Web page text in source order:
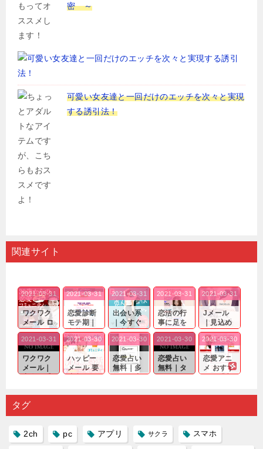
密 ～
可愛い女友達と一回だけのエッチを次々と実現
する誘引法！
関連サイト
ワクワク
メール ロ
グイン pc
｜心の底
から真
剣...
2021-03-31
恋愛診断
モテ期｜
老若男女
問わ
ず…。
2021-03-31
出会い系
｜今すぐ
仲良くな
れる相手
探しをし
たいと...
2021-03-31
恋活の行
事に足を
運んでも
出会いの
チャンス
が訪れ...
2021-03-31
Jメール
｜見込め
る効果が
確実なも
のであっ
ても…...
2021-03-31
ワクワク
メール｜
出会い系
り会った
人に軽...
2021-03-31
ハッピー
メール 要
注意人物
するので
2021-03-30
恋愛占い
無料｜多
数ある出
プリの内
2021-03-30
恋愛占い
無料｜タ
ーゲット
る人に恋
2021-03-30
恋愛アニ
メ おすす
め｜「心
雑で素人
2021-03-30
タグ
2ch pc アプリ サクラ スマホ